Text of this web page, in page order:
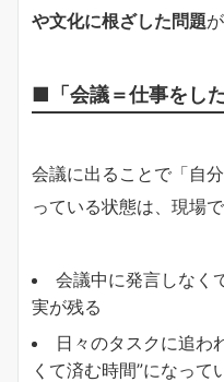
や文化に根ざした問題
■「会議＝仕事をし
会議に出ることで「自
っている状態は、現場
会議中に発言しなく
実が残る
日々のタスクに追わ
くて済む時間”になって